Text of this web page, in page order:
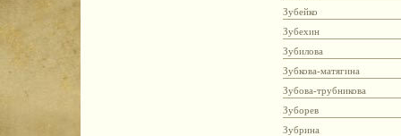
Зубейко
Зубехин
Зубилова
Зубкова-матягина
Зубова-трубникова
Зуборев
Зубрина